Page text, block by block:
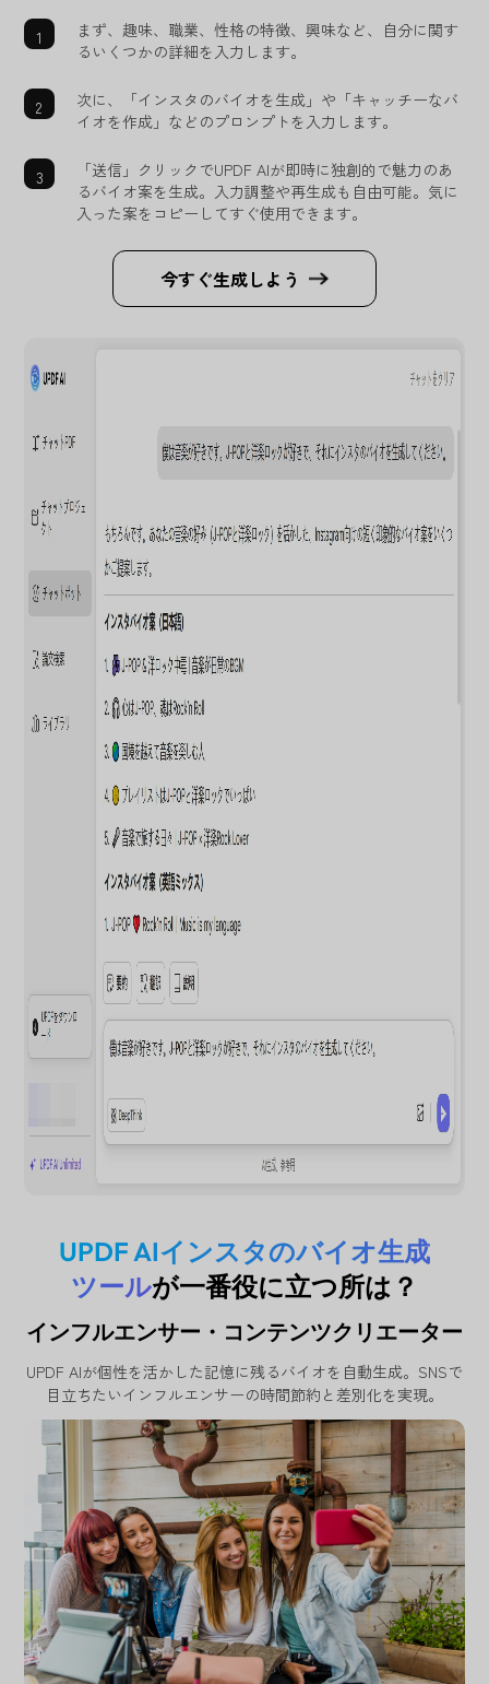
まず、趣味、職業、性格の特徴、興味など、自分に関す
るいくつかの詳細を入力します。
次に、「インスタのバイオを生成」や「キャッチーなバ
イオを作成」などのプロンプトを入力します。
「送信」クリックでUPDF AIが即時に独創的で魅力のあ
るバイオ案を生成。入力調整や再生成も自由可能。気に
入った案をコピーしてすぐ使用できます。
今すぐ生成しよう
UPDF AIインスタのバイオ生成
ツールが一番役に立つ所は？
インフルエンサー・コンテンツクリエーター
UPDF AIが個性を活かした記憶に残るバイオを自動生成。SNSで
目立ちたいインフルエンサーの時間節約と差別化を実現。